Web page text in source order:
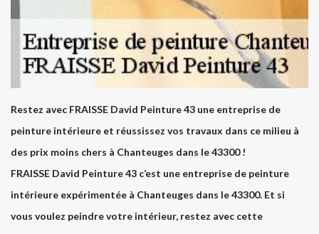
Restez avec FRAISSE David Peinture 43 une entreprise de
peinture intérieure et réussissez vos travaux dans ce milieu à
des prix moins chers à Chanteuges dans le 43300 !
FRAISSE David Peinture 43 c’est une entreprise de peinture
intérieure expérimentée à Chanteuges dans le 43300. Et si
vous voulez peindre votre intérieur, restez avec cette